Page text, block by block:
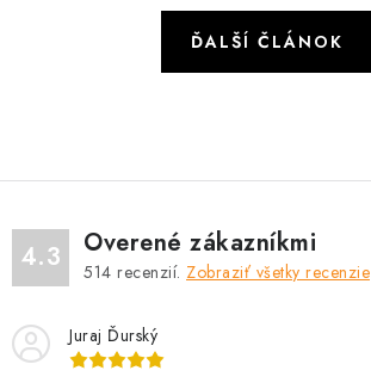
ĎALŠÍ ČLÁNOK
4.3 Overené zákazníkmi
514 recenzií. Zobraziť všetky recenzie
Juraj Ďurský